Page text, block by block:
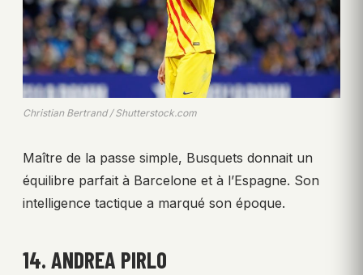
Christian Bertrand / Shutterstock.com
Maître de la passe simple, Busquets donnait un
équilibre parfait à Barcelone et à l’Espagne. Son
intelligence tactique a marqué son époque.
14. ANDREA PIRLO